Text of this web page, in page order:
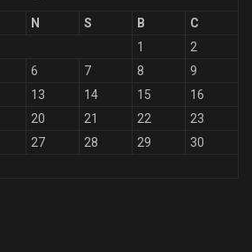
N S B
C
1
2
6 7 8
9
13 14 15
16
20 21 22
23
27 28 29
30